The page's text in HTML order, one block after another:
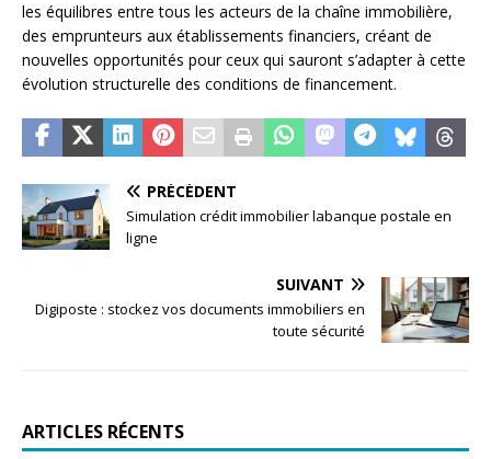
les équilibres entre tous les acteurs de la chaîne immobilière,
des emprunteurs aux établissements financiers, créant de
nouvelles opportunités pour ceux qui sauront s’adapter à cette
évolution structurelle des conditions de financement.
PRÉCÉDENT
Simulation crédit immobilier labanque postale en
ligne
SUIVANT
Digiposte : stockez vos documents immobiliers en
toute sécurité
ARTICLES RÉCENTS